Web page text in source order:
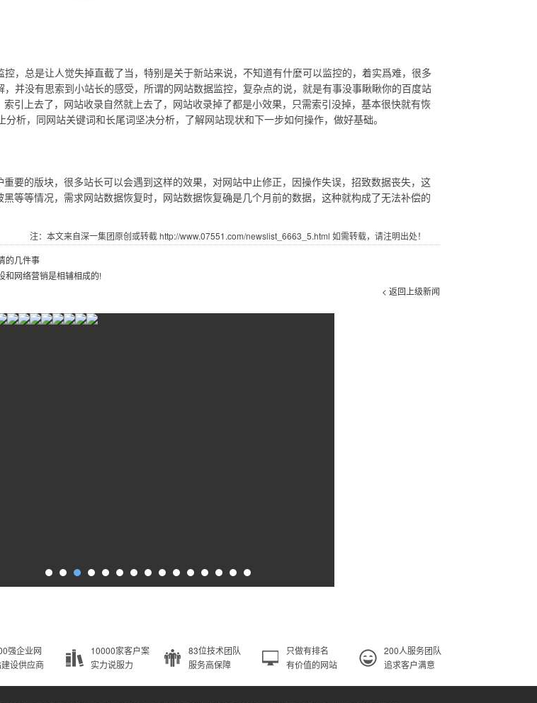
，总是让人觉失掉直截了当，特别是关于新站来说，不知道有什麼可以监控的，着实爲难，很多
并没有思索到小站长的感受，所谓的网站数据监控，复杂点的说，就是有事没事瞅瞅你的百度站
引上去了，网站收录自然就上去了，网站收录掉了都是小效果，只需索引没掉，基本很快就有恢
析，同网站关键词和长尾词坚决分析，了解网站现状和下一步如何操作，做好基础。
要的版块，很多站长可以会遇到这样的效果，对网站中止修正，因操作失误，招致数据丧失，这
等等情况，需求网站数据恢复时，网站数据恢复确是几个月前的数据，这种就构成了无法补偿的
注：本文来自深一集团原创或转截 http://www.07551.com/newslist_6663_5.html 如需转载，请注明出处！
的几件事
和网络营销是相辅相成的!
< 返回上级新闻
强企业网
设供应商
10000家客户案
实力说服力
83位技术团队
服务高保障
只做有排名
有价值的网站
200人服务团队
追求客户满意